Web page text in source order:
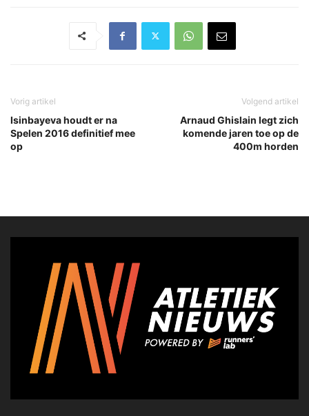
Vorig artikel
Isinbayeva houdt er na
Spelen 2016 definitief mee
op
Volgend artikel
Arnaud Ghislain legt zich
komende jaren toe op de
400m horden